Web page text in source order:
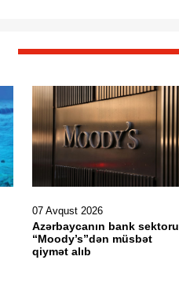
07 Avqust 2026
Azərbaycanın bank sektoru
“Moody’s”dən müsbət
qiymət alıb